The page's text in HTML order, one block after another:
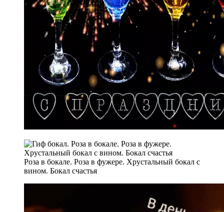
Роза в бокале. Роза в фужере. Хрустальный бокал с
вином. Бокал счастья